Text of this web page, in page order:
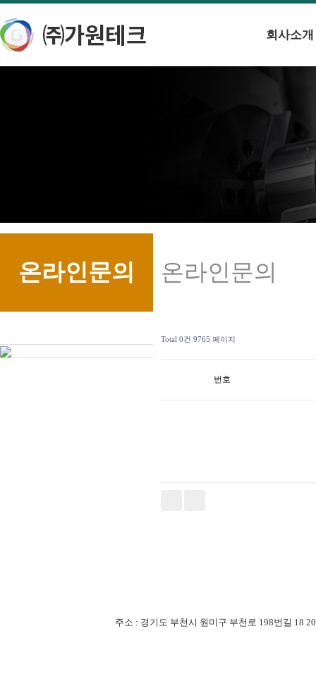
회사소개
온라인문의 온라인문의
Total 0건 9765 페이지
번호
주소 : 경기도 부천시 원미구 부천로 198번길